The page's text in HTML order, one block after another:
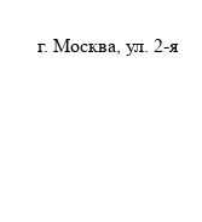
г. Москва, ул. 2-я